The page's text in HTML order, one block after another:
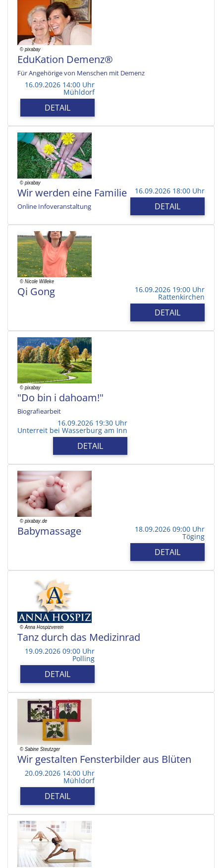
EduKation Demenz®
Für Angehörige von Menschen mit Demenz
16.09.2026 14:00 Uhr
Mühldorf
DETAIL
Wir werden eine Familie
Online Infoveranstaltung
16.09.2026 18:00 Uhr
DETAIL
Qi Gong 16.09.2026 19:00 Uhr
Rattenkirchen
DETAIL
"Do bin i dahoam!"
Biografiearbeit
16.09.2026 19:30 Uhr
Unterreit bei Wasserburg am Inn
DETAIL
Babymassage 18.09.2026 09:00 Uhr
Töging
DETAIL
Tanz durch das Medizinrad
19.09.2026 09:00 Uhr
Polling
DETAIL
Wir gestalten Fensterbilder aus Blüten
20.09.2026 14:00 Uhr
Mühldorf
DETAIL